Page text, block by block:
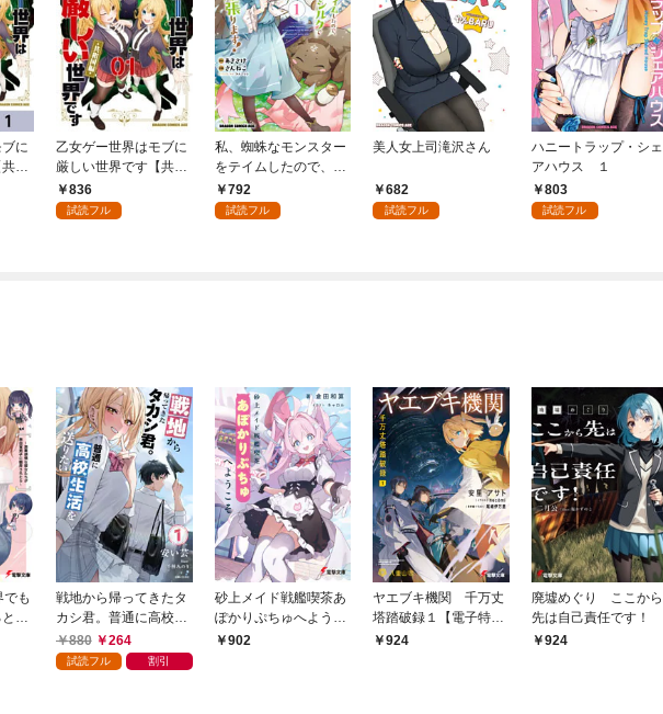
に
和
1
乙女ゲー世界はモブに
厳しい世界です【共和
国編】 ０１
836
試読フル
私、蜘蛛なモンスター
をテイムしたので、ス
パイダーシルクで裁縫
を頑張ります！ 1
792
試読フル
美人女上司滝沢さん
682
試読フル
ハニートラップ・シェ
アハウス １
803
試読フル
でも
思
な
戦地から帰ってきたタ
カシ君。普通に高校生
活を送りたい【電子版
特典付】１
880 264
試読フル 割引
砂上メイド戦艦喫茶あ
ぽかりぷちゅへようこ
そ902
ヤエブキ機関 千万丈
塔踏破録１【電子特別
版】924
廃墟めぐり ここから
先は自己責任です！
924